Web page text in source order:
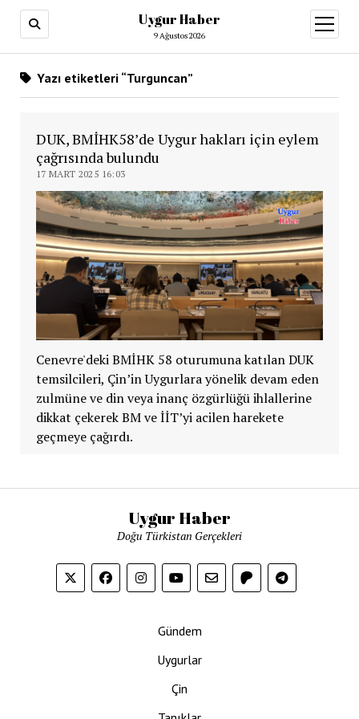
Uygur Haber
9 Ağustos 2026
aç
Yazı etiketleri “Turguncan”
DUK, BMİHK58’de Uygur hakları için eylem
çağrısında bulundu
17 MART 2025 16:03
Cenevre'deki BMİHK 58 oturumuna katılan DUK
temsilcileri, Çin’in Uygurlara yönelik devam eden
zulmüne ve din veya inanç özgürlüğü ihlallerine
dikkat çekerek BM ve İİT’yi acilen harekete
geçmeye çağırdı.
Uygur Haber
Doğu Türkistan Gerçekleri
Gündem
Uygurlar
Çin